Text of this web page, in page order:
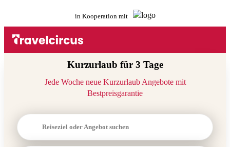
in Kooperation mit
Kurzurlaub für 3 Tage
Jede Woche neue Kurzurlaub Angebote mit
Bestpreisgarantie
Reiseziel oder Angebot suchen